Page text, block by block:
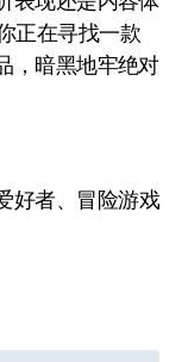
正在寻找一款
，暗黑地牢绝对
好者、冒险游戏